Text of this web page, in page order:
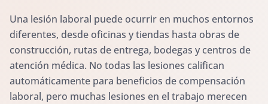
Una lesión laboral puede ocurrir en muchos entornos
diferentes, desde oficinas y tiendas hasta obras de
construcción, rutas de entrega, bodegas y centros de
atención médica. No todas las lesiones califican
automáticamente para beneficios de compensación
laboral, pero muchas lesiones en el trabajo merecen